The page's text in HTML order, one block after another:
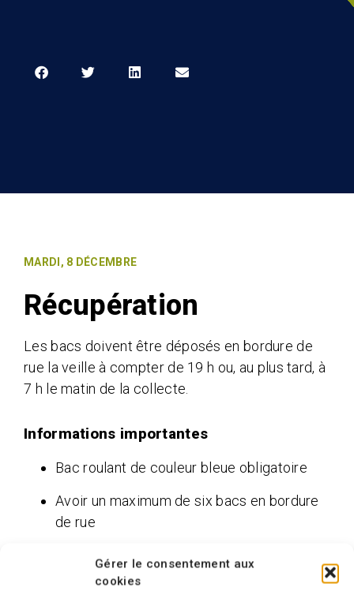
Gérer le consentement aux
cookies
MARDI, 8 DÉCEMBRE
Récupération
Les bacs doivent être déposés en bordure de
rue la veille à compter de 19 h ou, au plus tard, à
7 h le matin de la collecte.
Informations importantes​​​​​​
Bac roulant de couleur bleue obligatoire
Avoir un maximum de six bacs en bordure
de rue
Le couvercle de votre bac doit être fermé